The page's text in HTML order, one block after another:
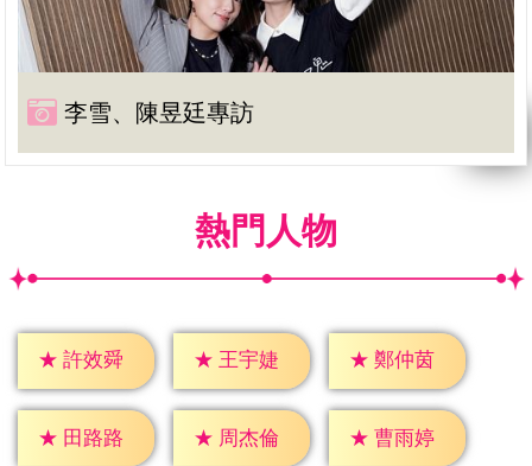
李雪、陳昱廷專訪
熱門人物
★ 許效舜 ★ 王宇婕 ★ 鄭仲茵
★ 田路路 ★ 周杰倫 ★ 曹雨婷